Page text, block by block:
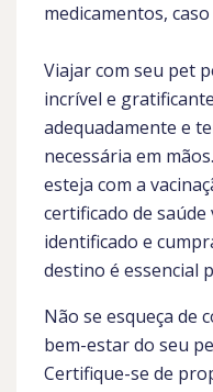
medicamentos,
Viajar com seu pet
incrível e
adequadamente e
necessária em
esteja com a
certificado de
identificado e
destino é essencial
Não se esqueça de
bem-estar do seu
Certifique-se de